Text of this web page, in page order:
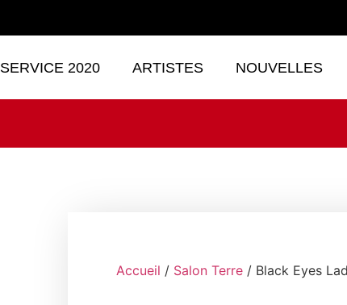
SERVICE 2020 ARTISTES NOUVELLES
Accueil / Salon Terre / Black Eyes